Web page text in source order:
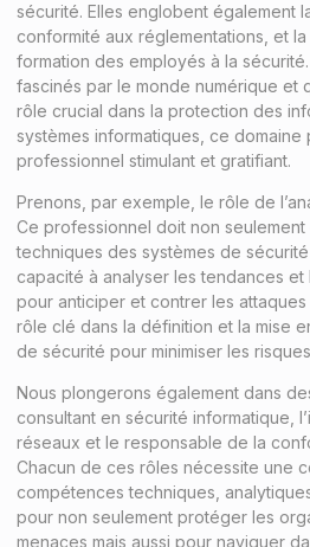
sécurité. Elles englobent également
conformité aux réglementations, et
formation des employés à la
fascinés par le monde numérique et
rôle crucial dans la protection des
systèmes informatiques, ce domaine
professionnel stimulant et gratifiant.
Prenons, par exemple, le rôle de
Ce professionnel doit non
techniques des systèmes de
capacité à analyser les tendances
pour anticiper et contrer les
rôle clé dans la définition et la mise
de sécurité pour minimiser les
Nous plongerons également dans
consultant en sécurité informatique,
réseaux et le responsable de la
Chacun de ces rôles nécessite une
compétences techniques,
pour non seulement protéger les
menaces mais aussi pour naviguer